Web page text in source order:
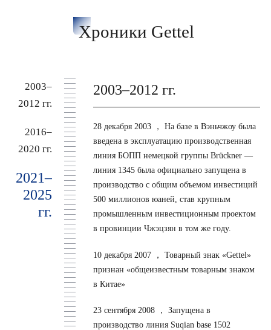
Хроники Gettel
2003–
2012 гг.
2016–
2020 гг.
2021–
2025
гг.
2003–2012 гг.
28 декабря 2003 ，
На базе в Вэньчжоу была
введена в эксплуатацию производственная
линия БОПП немецкой группы Brückner —
линия 1345 была официально запущена в
производство с общим объемом инвестиций
500 миллионов юаней, став крупным
промышленным инвестиционным проектом
в провинции Чжэцзян в том же году.
10 декабря 2007 ，
Товарный знак «Gettel»
признан «общеизвестным товарным знаком
в Китае»
23 сентября 2008 ，
Запущена в
производство линия Suqian base 1502